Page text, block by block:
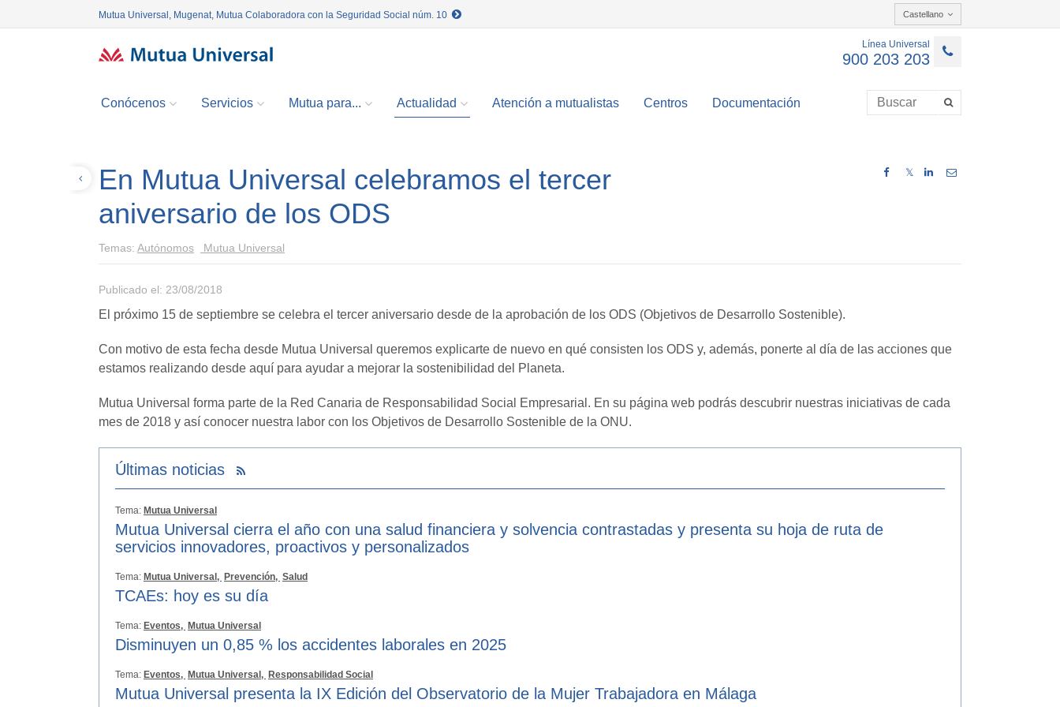
Mutua Universal, Mugenat, Mutua Colaboradora con la Seguridad Social núm. 10 Castellano
Línea Universal
900 203 203
Conócenos Servicios Mutua para... Actualidad Atención a mutualistas Centros Documentación
𝕏
En Mutua Universal celebramos el tercer
aniversario de los ODS
Temas: Autónomos Mutua Universal
Publicado el: 23/08/2018
El próximo 15 de septiembre se celebra el tercer aniversario desde de la aprobación de los ODS (Objetivos de Desarrollo Sostenible).
Con motivo de esta fecha desde Mutua Universal queremos explicarte de nuevo en qué consisten los ODS y, además, ponerte al día de las acciones que
estamos realizando desde aquí para ayudar a mejorar la sostenibilidad del Planeta.
Mutua Universal forma parte de la Red Canaria de Responsabilidad Social Empresarial. En su página web podrás descubrir nuestras iniciativas de cada
mes de 2018 y así conocer nuestra labor con los Objetivos de Desarrollo Sostenible de la ONU.
Últimas noticias
Tema: Mutua Universal
Mutua Universal cierra el año con una salud financiera y solvencia contrastadas y presenta su hoja de ruta de
servicios innovadores, proactivos y personalizados
Tema: Mutua Universal, Prevención, Salud
TCAEs: hoy es su día
Tema: Eventos, Mutua Universal
Disminuyen un 0,85 % los accidentes laborales en 2025
Tema: Eventos, Mutua Universal, Responsabilidad Social
Mutua Universal presenta la IX Edición del Observatorio de la Mujer Trabajadora en Málaga